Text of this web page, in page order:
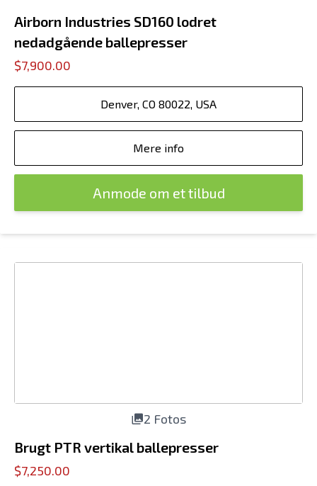
Airborn Industries SD160 lodret
nedadgående ballepresser
$7,900.00
Denver, CO 80022, USA
Mere info
Anmode om et tilbud
2 Fotos
Brugt PTR vertikal ballepresser
$7,250.00